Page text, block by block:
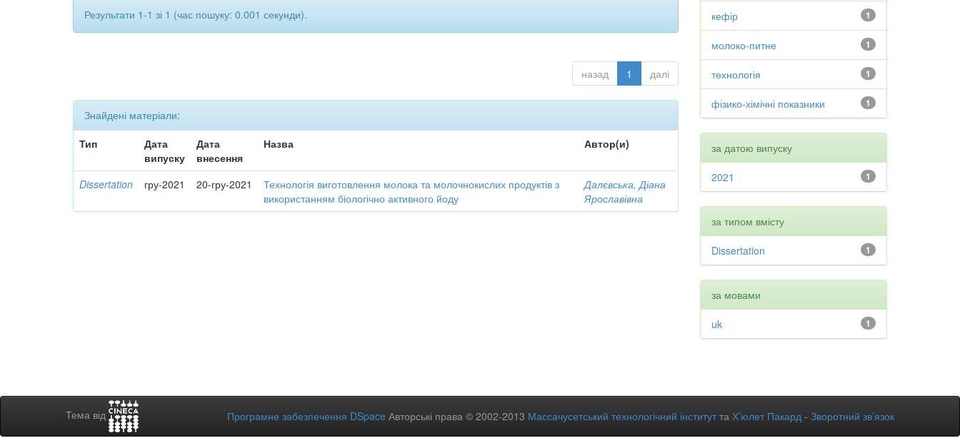
Результати 1-1 зі 1 (час пошуку: 0.001 секунди).
назад 1 далі
Знайдені матеріали:
Тип
Дата
випуску
Дата
внесення
Назва Автор(и)
Dissertation гру-2021 20-гру-2021
Технологія виготовлення молока та молочнокислих продуктів з
використанням біологічно активного йоду
Далєвська, Діана
Ярославівна
1
кефір
1
молоко-питне
1
технологія
1
фізико-хімічні показники
за датою випуску
1
2021
за типом вмісту
1
Dissertation
за мовами
1
uk
Тема від Програмне забезпечення DSpace Авторські права © 2002-2013 Массачусетський технологічний інститутта Х’юлет Пакард - Зворотний зв’язок